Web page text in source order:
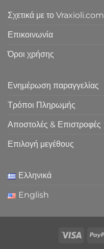
Σχετικά με το Vraxioli.com
Επικοινωνία
Όροι χρήσης
Ενημέρωση παραγγελίας
Τρόποι Πληρωμής
Αποστολές & Επιστροφές
Επιλογή μεγέθους
Ελληνικά
English
Visa